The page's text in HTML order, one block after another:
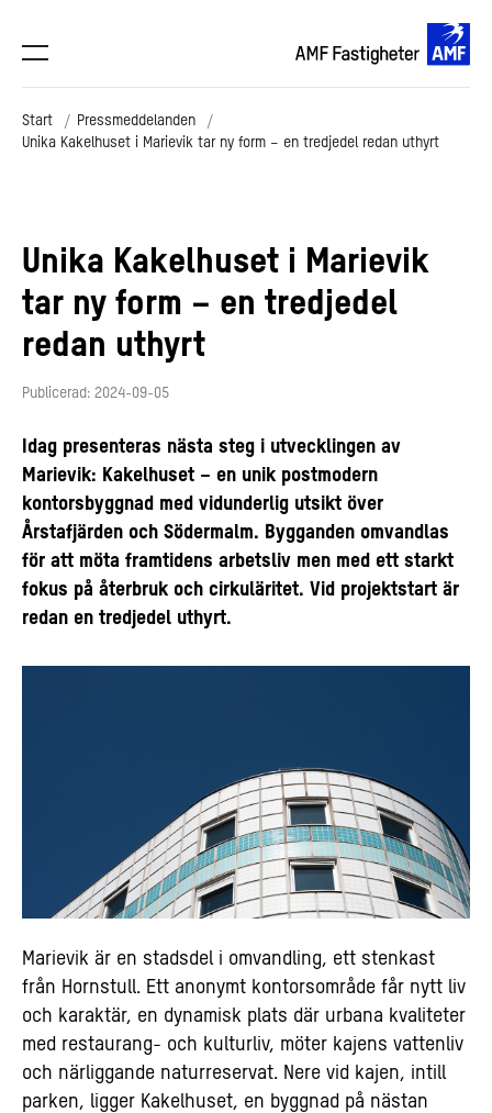
Start
Pressmeddelanden
Unika Kakelhuset i Marievik tar ny form – en tredjedel redan uthyrt
Unika Kakelhuset i Marievik
tar ny form – en tredjedel
redan uthyrt
Publicerad: 2024-09-05
Idag presenteras nästa steg i utvecklingen av
Marievik: Kakelhuset – en unik postmodern
kontorsbyggnad med vidunderlig utsikt över
Årstafjärden och Södermalm. Bygganden omvandlas
för att möta framtidens arbetsliv men med ett starkt
fokus på återbruk och cirkuläritet. Vid projektstart är
redan en tredjedel uthyrt.
Marievik är en stadsdel i omvandling, ett stenkast
från Hornstull. Ett anonymt kontorsområde får nytt liv
och karaktär, en dynamisk plats där urbana kvaliteter
med restaurang- och kulturliv, möter kajens vattenliv
och närliggande naturreservat. Nere vid kajen, intill
parken, ligger Kakelhuset, en byggnad på nästan